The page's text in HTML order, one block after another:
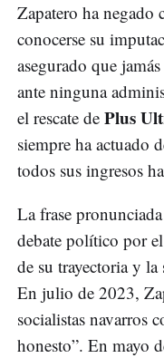
Zapatero ha negado
conocerse su
asegurado que
ante ninguna
el rescate de Plus
siempre ha actuado
todos sus ingresos
La frase
debate político por
de su trayectoria y
En julio de 2023,
socialistas navarros
honesto”. En mayo